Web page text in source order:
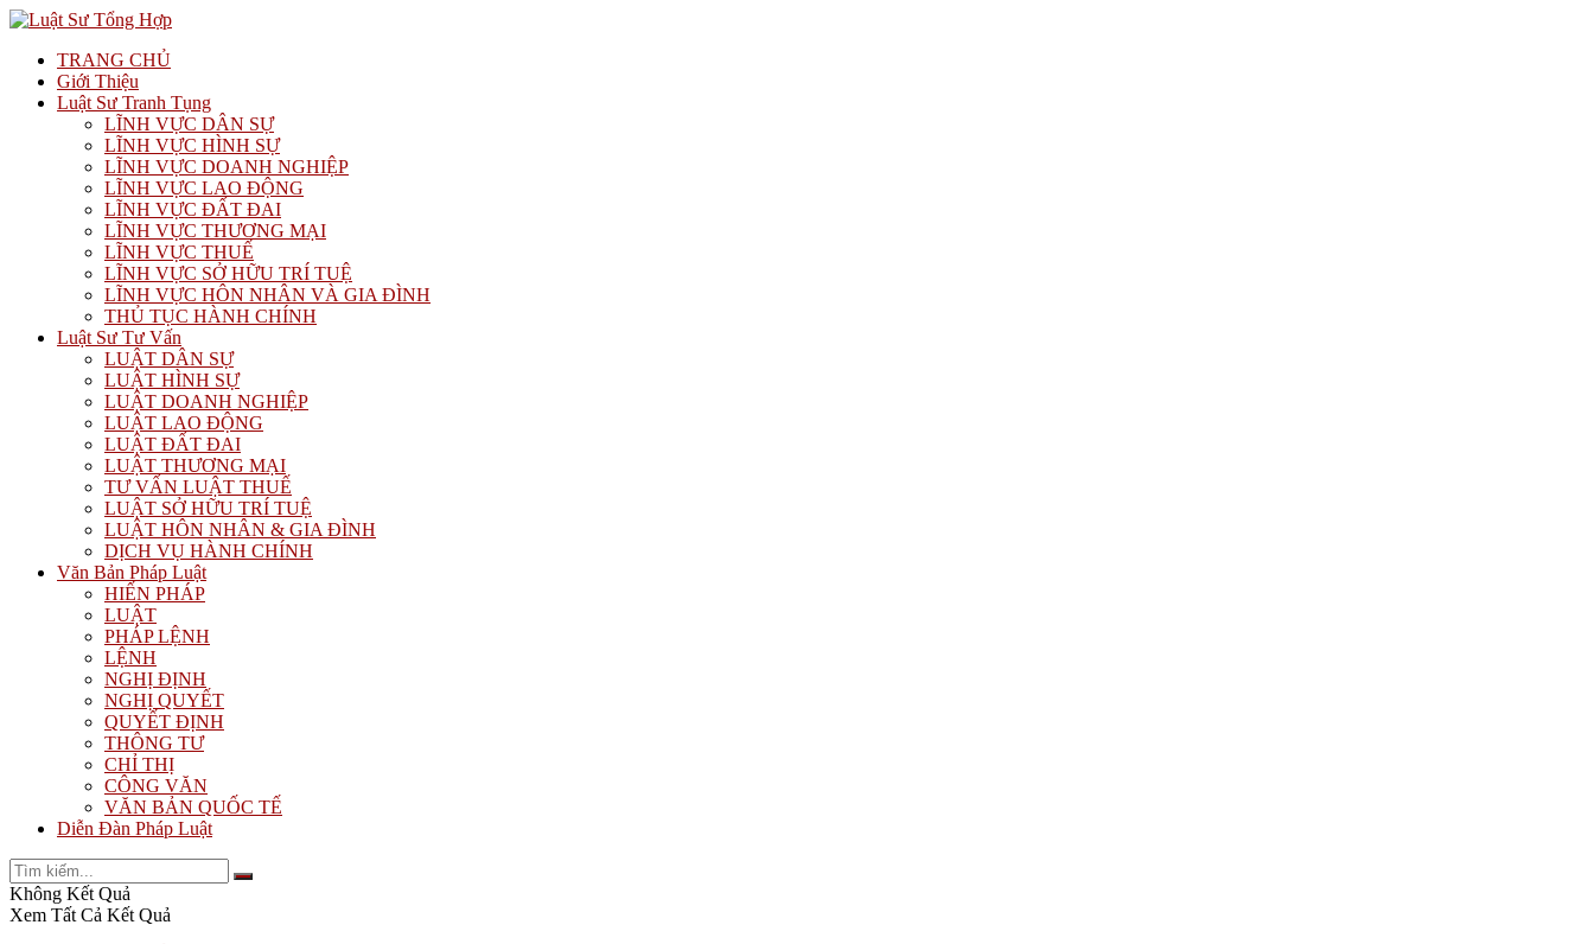
TRANG CHỦ
Giới Thiệu
Luật Sư Tranh Tụng
LĨNH VỰC DÂN SỰ
LĨNH VỰC HÌNH SỰ
LĨNH VỰC DOANH NGHIỆP
LĨNH VỰC LAO ĐỘNG
LĨNH VỰC ĐẤT ĐAI
LĨNH VỰC THƯƠNG MẠI
LĨNH VỰC THUẾ
LĨNH VỰC SỞ HỮU TRÍ TUỆ
LĨNH VỰC HÔN NHÂN VÀ GIA ĐÌNH
THỦ TỤC HÀNH CHÍNH
Luật Sư Tư Vấn
LUẬT DÂN SỰ
LUẬT HÌNH SỰ
LUẬT DOANH NGHIỆP
LUẬT LAO ĐỘNG
LUẬT ĐẤT ĐAI
LUẬT THƯƠNG MẠI
TƯ VẤN LUẬT THUẾ
LUẬT SỞ HỮU TRÍ TUỆ
LUẬT HÔN NHÂN & GIA ĐÌNH
DỊCH VỤ HÀNH CHÍNH
Văn Bản Pháp Luật
HIẾN PHÁP
LUẬT
PHÁP LỆNH
LỆNH
NGHỊ ĐỊNH
NGHỊ QUYẾT
QUYẾT ĐỊNH
THÔNG TƯ
CHỈ THỊ
CÔNG VĂN
VĂN BẢN QUỐC TẾ
Diễn Đàn Pháp Luật
Không Kết Quả
Xem Tất Cả Kết Quả